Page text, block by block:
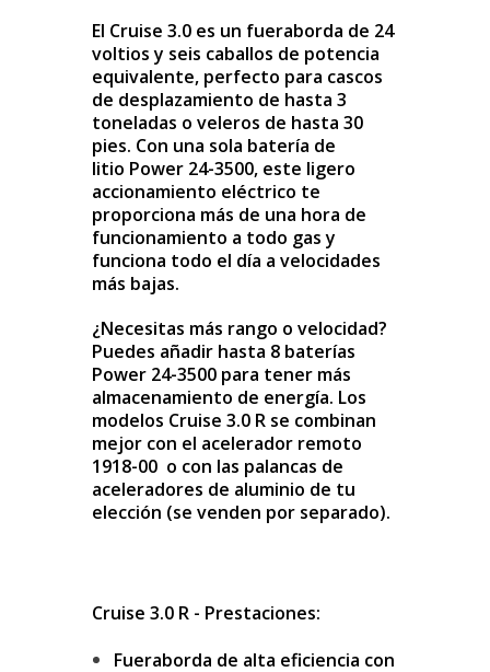
El Cruise 3.0 es un fueraborda de 24
voltios y seis caballos de potencia
equivalente, perfecto para cascos
de desplazamiento de hasta 3
toneladas o veleros de hasta 30
pies. Con una sola batería de
litio Power 24-3500, este ligero
accionamiento eléctrico te
proporciona más de una hora de
funcionamiento a todo gas y
funciona todo el día a velocidades
más bajas.
¿Necesitas más rango o velocidad?
Puedes añadir hasta 8 baterías
Power 24-3500 para tener más
almacenamiento de energía. Los
modelos Cruise 3.0 R se combinan
mejor con el acelerador remoto
1918-00 o con las palancas de
aceleradores de aluminio de tu
elección (se venden por separado).
Cruise 3.0 R - Prestaciones:
Fueraborda de alta eficiencia con